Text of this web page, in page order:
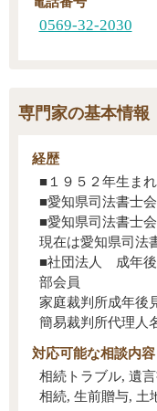
0569-32-2030
専門家の基本情報
経歴
■１９５２年生まれ
■愛知県司法書士
■愛知県司法書士
現在は愛知県司法
■社団法人 成年後
部会員
家庭裁判所成年後
簡易裁判所代理人
対応可能な相談内容
相続トラブル, 遺
相続, 生前贈与, 土